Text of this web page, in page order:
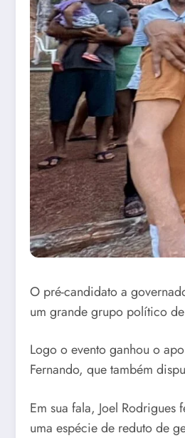
O pré-candidato a
um grande grupo político
Logo o evento ganhou o
Fernando, que também
Em sua fala, Joel
uma espécie de reduto de